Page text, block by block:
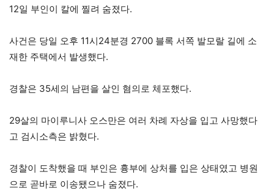
12일 부인이 칼에 찔려 숨졌다.
사건은 당일 오후 11시24분경 2700 블록 서쪽 발모랄 길에 소
재한 주택에서 발생했다.
경찰은 35세의 남편을 살인 혐의로 체포했다.
29살의 마이루니사 오스만은 여러 차례 자상을 입고 사망했다
고 검시소측은 밝혔다.
경찰이 도착했을 때 부인은 흉부에 상처를 입은 상태였고 병원
으로 곧바로 이송됐으나 숨졌다.